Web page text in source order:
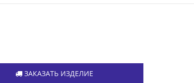
ЗАКАЗАТЬ ИЗДЕЛИЕ